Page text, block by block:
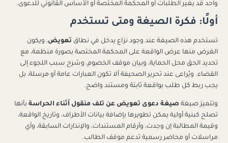
واحد قد يغير الطلبات أو المحكمة المختصة أو الأساس القانوني للدعوى.
أولًا: فكرة الصيغة ومتى تستخدم
تستخدم هذه الصيغة عند وجود نزاع يدخل في نطاق تعويض، ويكون
الغرض منها عرض الواقعة على المحكمة المختصة بصورة منظمة، مع
تحديد الحق محل الحماية، وبيان موقف الخصوم، وشرح سبب اللجوء إلى
القضاء. ويُراعى عند تحرير الصحيفة ألا تكون العبارات عامة أو مرسلة، بل
يجب ربط كل طلب بواقعة ثابتة ومستند واضح.
وتتميز صيغة صيغة دعوى تعويض عن تلف منقول أثناء الحراسة بأنها
تصلح كبنية أولية يمكن تطويرها بإضافة بيانات الأطراف، وتاريخ الواقعة،
وقيمة المطالبة إن وجدت، وأرقام المستندات، والإنذارات السابقة، وأي
مراسلات أو محاضر رسمية تدعم موقف الطالب.